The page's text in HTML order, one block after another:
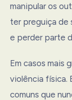
manipular os
ter preguiça de
e perder parte
Em casos mais
violência física.
comuns que